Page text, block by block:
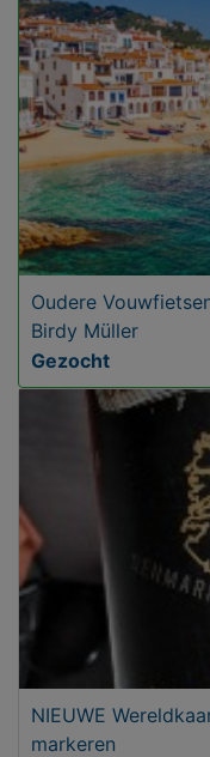
Oudere
Birdy Müller
Gezocht
NIEUWE
markeren